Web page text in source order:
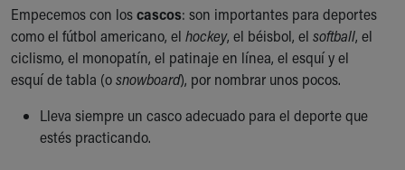
Find a Pediatrician
MyChart
Make an Appointment
Breastfeeding Medicine
Safe Sleep for Babies
Safe Sleep
Empecemos con loscascos: son importantes para deportes
como el fútbol americano, el hockey, el béisbol, el softball, el
ciclismo, el monopatín, el patinaje en línea, el esquí y el
esquí de tabla (osnowboard), por nombrar unos pocos.
Lleva siempre un casco adecuado para el deporte que
estés practicando.